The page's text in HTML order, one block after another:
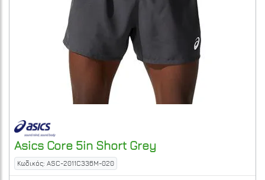
Asics Core 5in Short Grey
Κωδικός: ASC-2011C336M-020